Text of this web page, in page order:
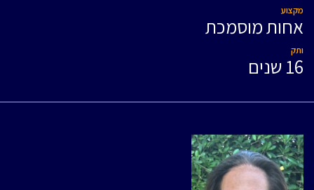
מקצוע
אחות מוסמכת
ותק
16 שנים